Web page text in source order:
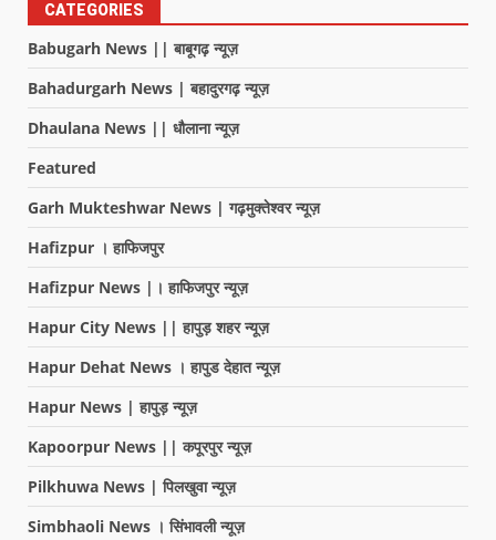
CATEGORIES
Babugarh News || बाबूगढ़ न्यूज़
Bahadurgarh News | बहादुरगढ़ न्यूज़
Dhaulana News || धौलाना न्यूज़
Featured
Garh Mukteshwar News | गढ़मुक्तेश्वर न्यूज़
Hafizpur । हाफिजपुर
Hafizpur News |। हाफिजपुर न्यूज़
Hapur City News || हापुड़ शहर न्यूज़
Hapur Dehat News । हापुड देहात न्यूज़
Hapur News | हापुड़ न्यूज़
Kapoorpur News || कपूरपुर न्यूज़
Pilkhuwa News | पिलखुवा न्यूज़
Simbhaoli News । सिंभावली न्यूज़